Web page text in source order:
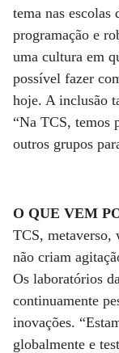
tema nas
programação e
uma cultura em
possível fazer
hoje. A inclusão
“Na TCS, temos
outros grupos
O QUE VEM
TCS, metaverso,
não criam
Os laboratórios
continuamente
inovações.
globalmente e